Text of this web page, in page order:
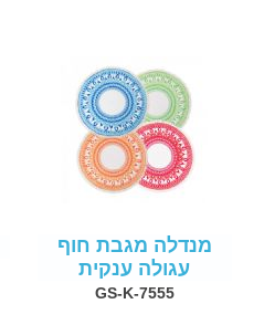
מנדלה מגבת חוף
עגולה ענקית
GS-K-7555